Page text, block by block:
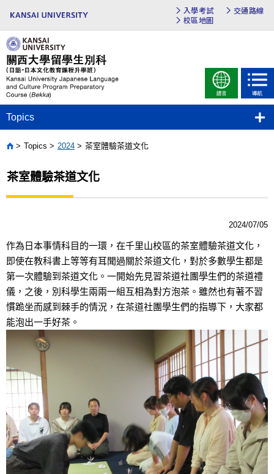
入學考試
交通路線
校區地圖
Topics
Home
Topics 2024 茶室體驗茶道文化
茶室體驗茶道文化
2024/07/05
作為日本事情科目的一環，在千里山校區的茶室體驗茶道文化，
即使在教科書上等等有耳聞過關於茶道文化，對於多數學生都是
第一次體驗到茶道文化。一開始先見習茶道社團學生們的茶道禮
儀，之後，別科學生兩兩一組互相為對方泡茶。雖然也有著不習
慣跪坐而感到棘手的情況，在茶道社團學生們的指導下，大家都
能泡出一手好茶。